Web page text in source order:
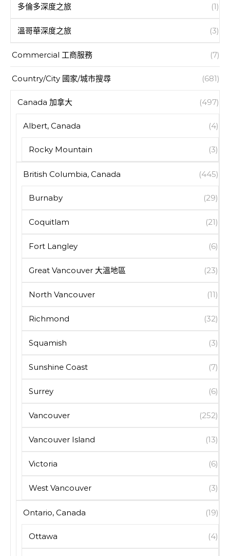
多倫多深度之旅 (1)
溫哥華深度之旅 (3)
Commercial 工商服務 (7)
Country/City 國家/城市搜尋 (681)
Canada 加拿大 (497)
Albert, Canada (4)
Rocky Mountain (3)
British Columbia, Canada (445)
Burnaby (29)
Coquitlam (21)
Fort Langley (6)
Great Vancouver 大溫地區 (23)
North Vancouver (11)
Richmond (32)
Squamish (3)
Sunshine Coast (7)
Surrey (6)
Vancouver (252)
Vancouver Island (13)
Victoria (6)
West Vancouver (3)
Ontario, Canada (19)
Ottawa (4)